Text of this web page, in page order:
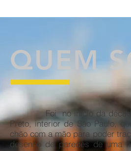
QUEM
Foi no início da década
Preto, interior de São Paulo,
chão com a mão para poder
desenho de paredes de uma